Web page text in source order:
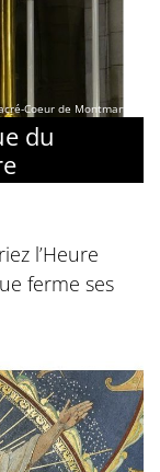
Coeur de Montmartre
du
l’Heure
ferme ses